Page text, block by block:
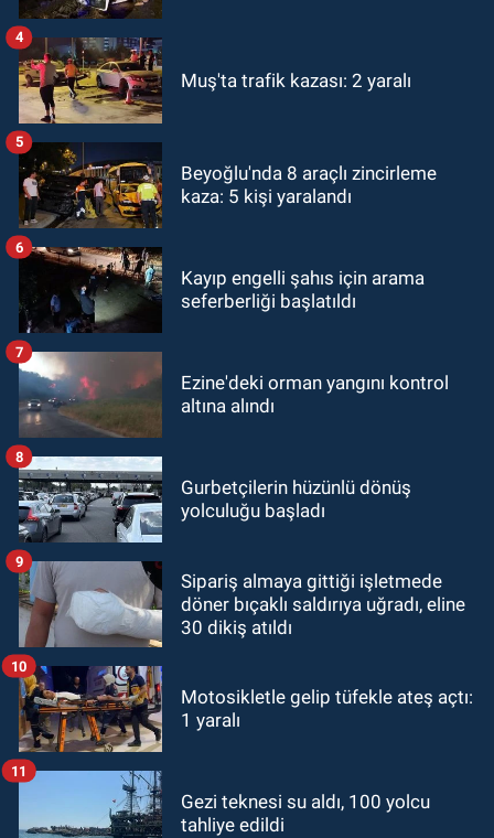
Muş'ta trafik kazası: 2 yaralı
4
Beyoğlu'nda 8 araçlı zincirleme
kaza: 5 kişi yaralandı
5
Kayıp engelli şahıs için arama
seferberliği başlatıldı
6
Ezine'deki orman yangını kontrol
altına alındı
7
Gurbetçilerin hüzünlü dönüş
yolculuğu başladı
8
Sipariş almaya gittiği işletmede
döner bıçaklı saldırıya uğradı, eline
30 dikiş atıldı
9
Motosikletle gelip tüfekle ateş açtı:
1 yaralı
10
Gezi teknesi su aldı, 100 yolcu
tahliye edildi
11